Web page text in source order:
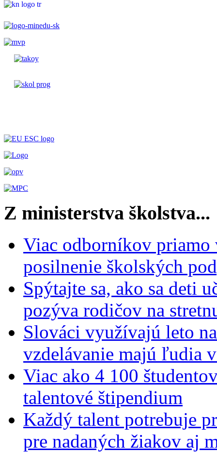
Z ministerstva školstva...
Viac odborníkov priamo
posilnenie školských
Spýtajte sa, ako sa deti
pozýva rodičov na
Slováci využívajú leto
vzdelávanie majú ľudia
Viac ako 4 100
talentové štipendium
Každý talent potrebuje
pre nadaných žiakov aj